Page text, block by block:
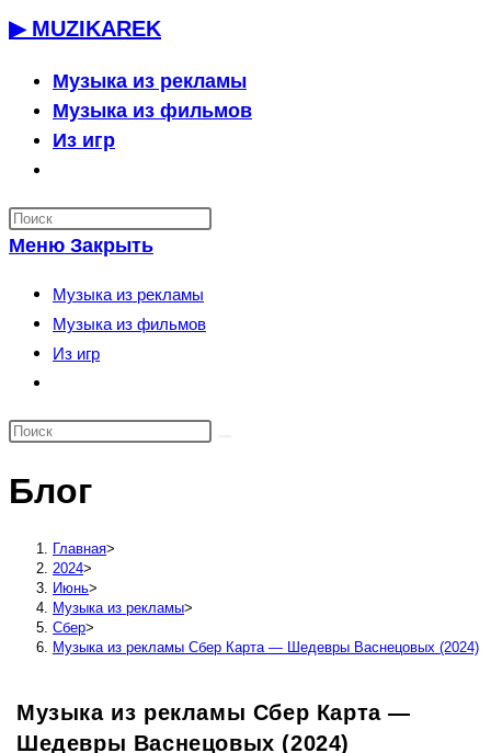
Перейти
содержимому
▶ MUZIKAREK
Музыка из рекламы
Музыка из фильмов
Из игр
по
веб-
сайту
Меню Закрыть
Музыка из рекламы
Музыка из фильмов
Из игр
по
сайту
Блог
Главная>
2024>
Июнь>
Музыка из рекламы>
Сбер>
Музыка из рекламы Сбер Карта — Шедевры Васнецовых (2024)
Музыка из рекламы Сбер Карта —
Шедевры Васнецовых (2024)